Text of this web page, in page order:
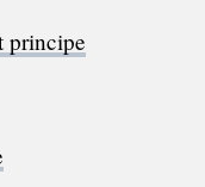
principe